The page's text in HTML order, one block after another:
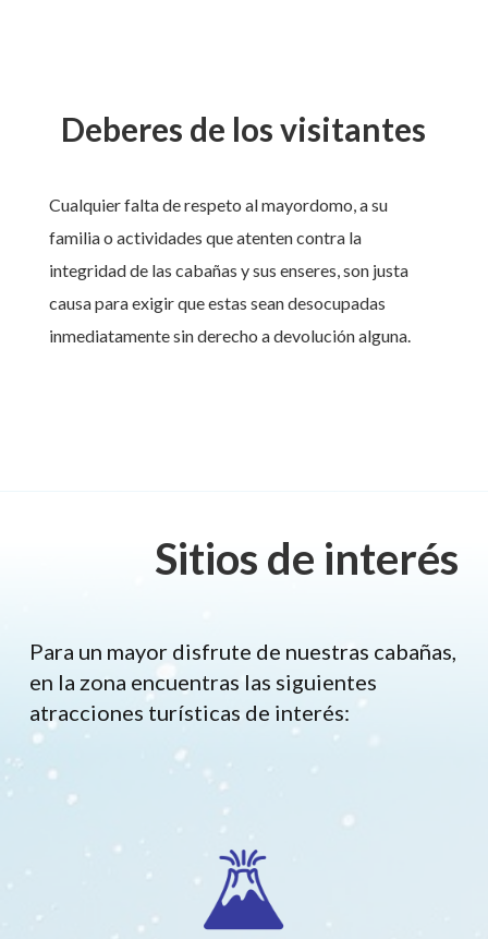
Deberes de los visitantes
Cualquier falta de respeto al mayordomo, a su
familia o actividades que atenten contra la
integridad de las cabañas y sus enseres, son justa
causa para exigir que estas sean desocupadas
inmediatamente sin derecho a devolución alguna.
Sitios de interés
Para un mayor disfrute de nuestras cabañas,
en la zona encuentras las siguientes
atracciones turísticas de interés: